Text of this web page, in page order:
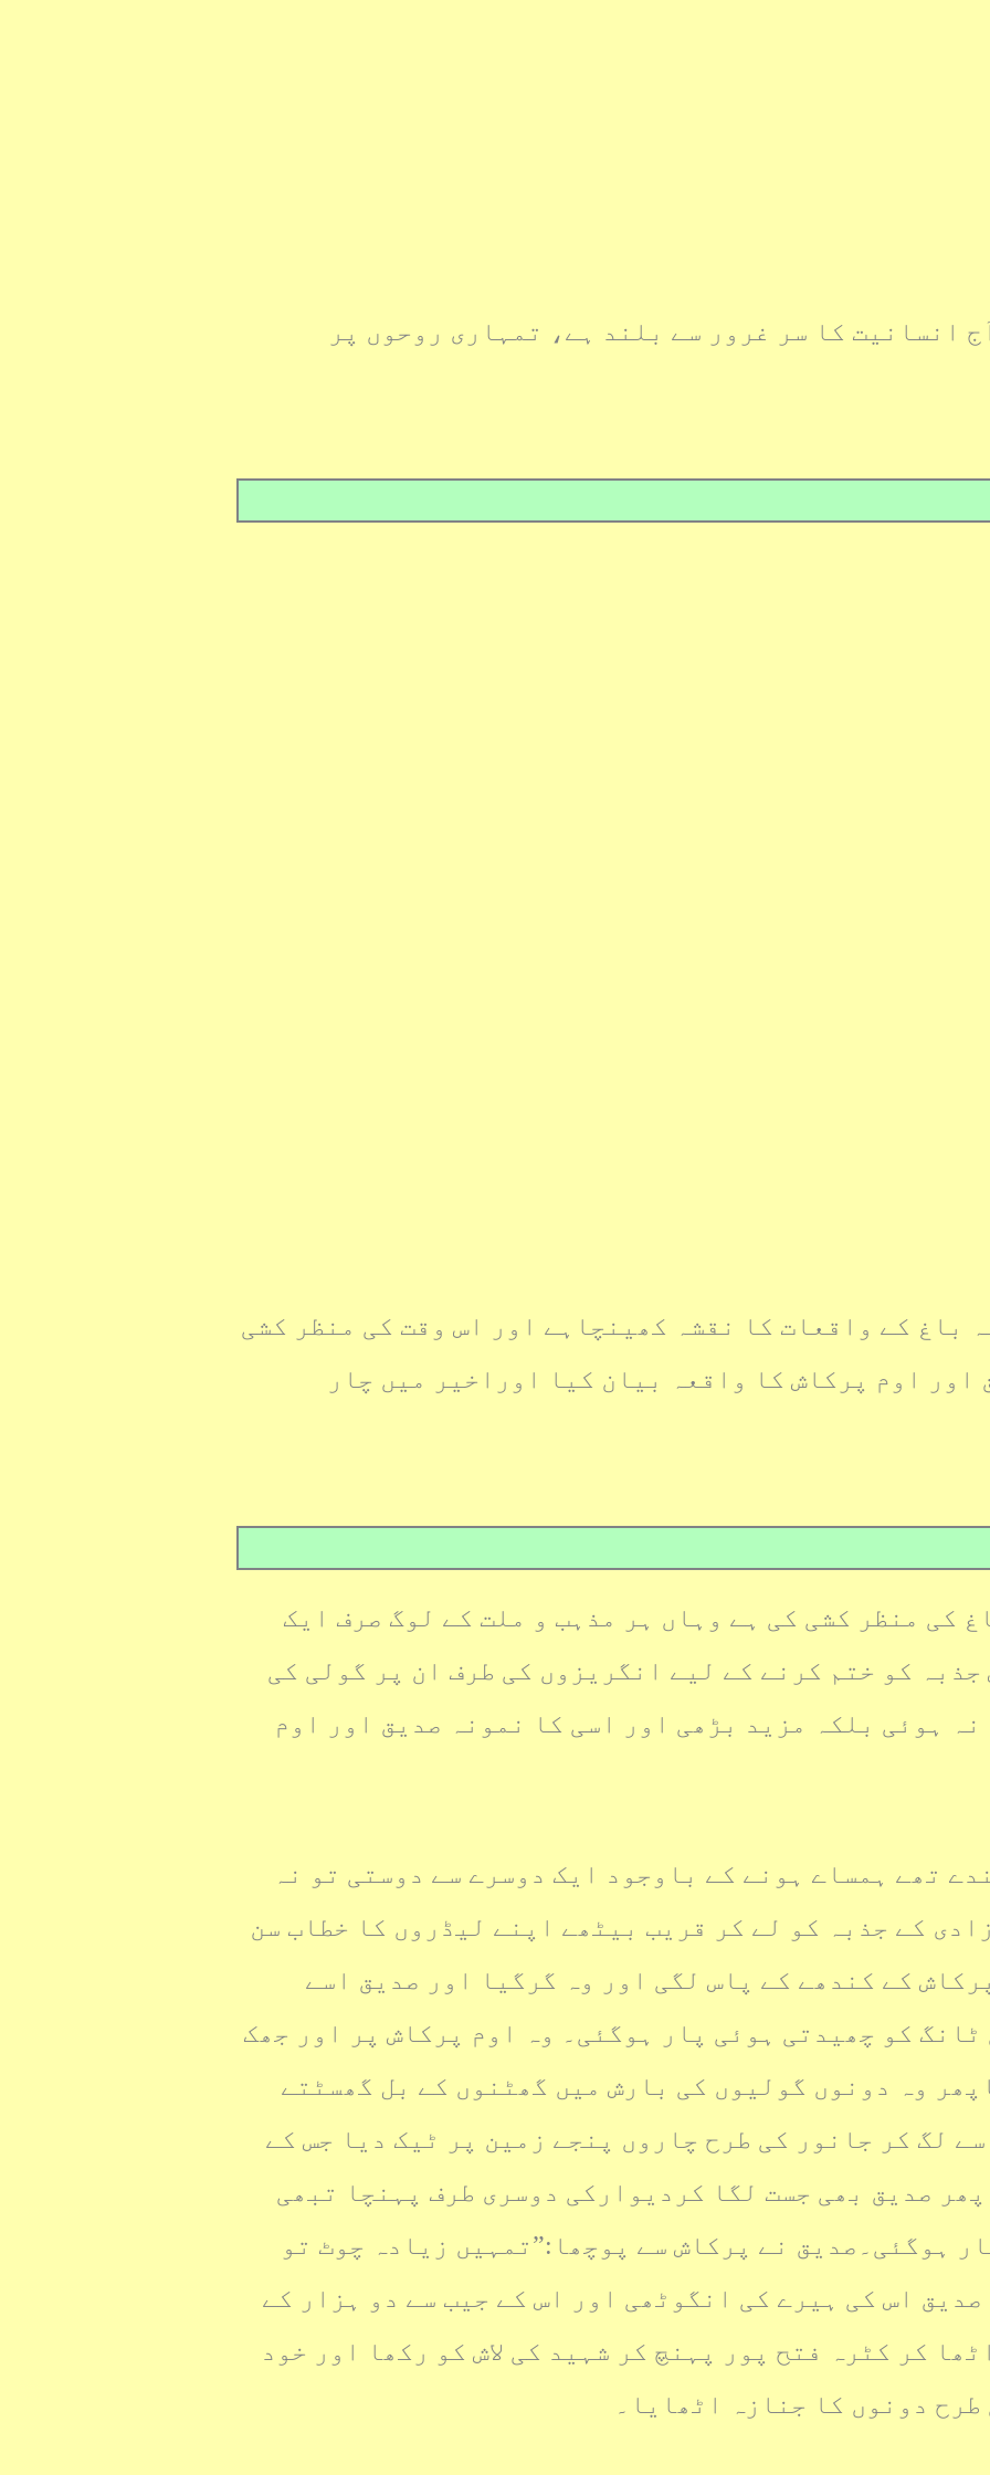
انسانیت کا سر غرور سے بلند ہے، تمہاری روحوں پر
باغ کے واقعات کا نقشہ کھینچاہے اور اس وقت کی منظر کشی
اوم پرکاش کا واقعہ بیان کیا اوراخیر میں چار
کی منظر کشی کی ہے وہاں ہر مذہب و ملت کے لوگ صرف ایک
کو ختم کرنے کے لیے انگریزوں کی طرف ان پر گولی کی
ہوئی بلکہ مزید بڑھی اور اسی کا نمونہ صدیق اور اوم
تھے ہمساے ہونے کے باوجود ایک دوسرے سے دوستی تو نہ
کے جذبہ کو لے کر قریب بیٹھے اپنے لیڈروں کا خطاب سن
کے کندھے کے پاس لگی اور وہ گرگیا اور صدیق اسے
کو چھیدتی ہوئی پار ہوگئی۔ وہ اوم پرکاش پر اور جھک
وہ دونوں گولیوں کی بارش میں گھٹنوں کے بل گھسٹتے
لگ کر جانور کی طرح چاروں پنجے زمین پر ٹیک دیا جس کے
صدیق بھی جست لگا کردیوارکی دوسری طرف پہنچا تبھی
ہوگئی۔صدیق نے پرکاش سے پوچھا:”تمہیں زیادہ چوٹ تو
اس کی ہیرے کی انگوٹھی اور اس کے جیب سے دو ہزار کے
کر کٹرہ فتح پور پہنچ کر شہید کی لاش کو رکھا اور خود
دونوں کا جنازہ اٹھایا۔